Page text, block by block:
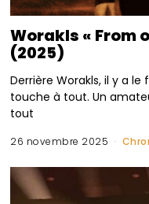
Worakls « From
(2025)
Derrière Worakls, il y a le
touche à tout. Un
tout
26 novembre 2025